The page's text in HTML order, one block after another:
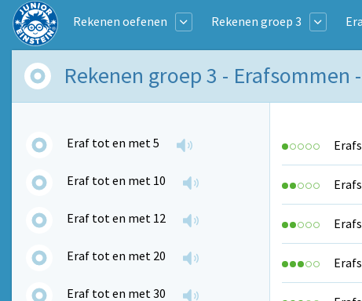
Rekenen oefenen Rekenen groep 3
Rekenen groep 3 - Erafsommen
Eraf tot en met 5
Eraf tot en met 10
Eraf tot en met 12
Eraf tot en met 20
Eraf tot en met 30